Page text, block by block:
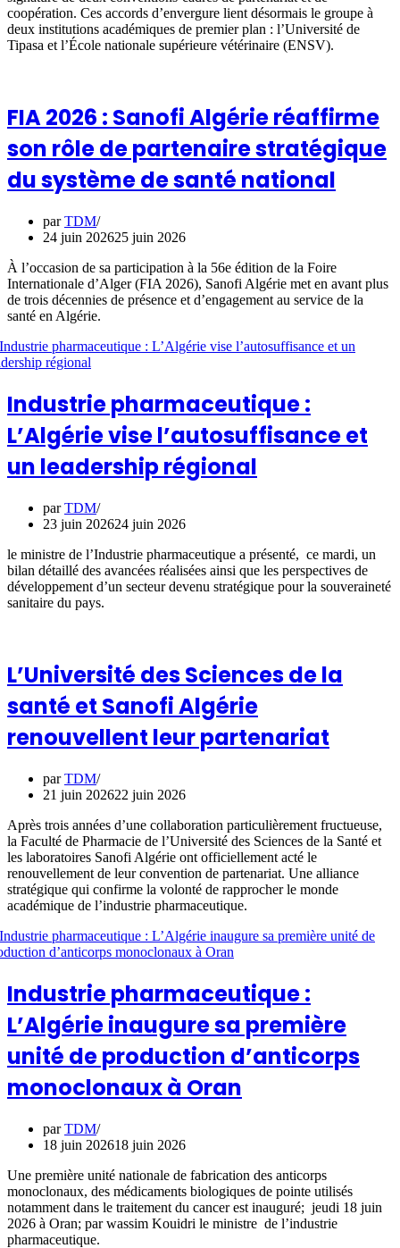
coopération. Ces accords d’envergure lient désormais le groupe à
deux institutions académiques de premier plan : l’Université de
Tipasa et l’École nationale supérieure vétérinaire (ENSV).
FIA 2026 : Sanofi Algérie réaffirme
son rôle de partenaire stratégique
du système de santé national
parTDM
24 juin 202625 juin 2026
À l’occasion de sa participation à la 56e édition de la Foire
Internationale d’Alger (FIA 2026), Sanofi Algérie met en avant plus
de trois décennies de présence et d’engagement au service de la
santé en Algérie.
Industrie pharmaceutique :
L’Algérie vise l’autosuffisance et
un leadership régional
parTDM
23 juin 202624 juin 2026
le ministre de l’Industrie pharmaceutique a présenté, ce mardi, un
bilan détaillé des avancées réalisées ainsi que les perspectives de
développement d’un secteur devenu stratégique pour la souveraineté
sanitaire du pays.
L’Université des Sciences de la
santé et Sanofi Algérie
renouvellent leur partenariat
parTDM
21 juin 202622 juin 2026
Après trois années d’une collaboration particulièrement fructueuse,
la Faculté de Pharmacie de l’Université des Sciences de la Santé et
les laboratoires Sanofi Algérie ont officiellement acté le
renouvellement de leur convention de partenariat. Une alliance
stratégique qui confirme la volonté de rapprocher le monde
académique de l’industrie pharmaceutique.
Industrie pharmaceutique :
L’Algérie inaugure sa première
unité de production d’anticorps
monoclonaux à Oran
parTDM
18 juin 202618 juin 2026
Une première unité nationale de fabrication des anticorps
monoclonaux, des médicaments biologiques de pointe utilisés
notamment dans le traitement du cancer est inauguré; jeudi 18 juin
2026 à Oran; par wassim Kouidri le ministre de l’industrie
pharmaceutique.